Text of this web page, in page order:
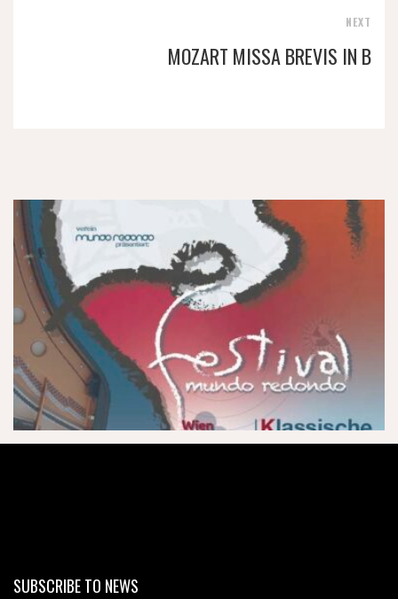
NEXT
MOZART MISSA BREVIS IN B
SUBSCRIBE TO NEWS